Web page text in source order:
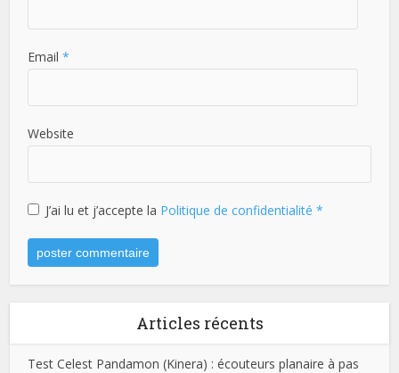
Email *
Website
J’ai lu et j’accepte la Politique de confidentialité*
Articles récents
Test Celest Pandamon (Kinera) : écouteurs planaire à pas